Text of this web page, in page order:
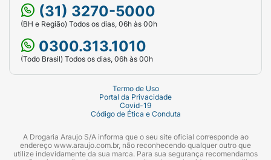
(31) 3270-5000
(BH e Região) Todos os dias, 06h às 00h
0300.313.1010
(Todo Brasil) Todos os dias, 06h às 00h
Termo de Uso
Portal da Privacidade
Covid-19
Código de Ética e Conduta
A Drogaria Araujo S/A informa que o seu site oficial corresponde ao
endereço www.araujo.com.br, não reconhecendo qualquer outro que
utilize indevidamente da sua marca. Para sua segurança recomendamos